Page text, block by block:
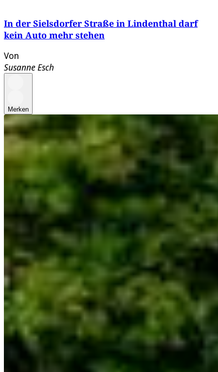
In der Sielsdorfer Straße in Lindenthal darf
kein Auto mehr stehen
Von
Susanne Esch
Merken